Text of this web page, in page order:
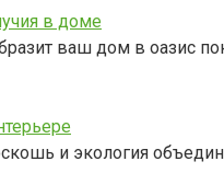
в доме
ваш дом в оазис
и экология